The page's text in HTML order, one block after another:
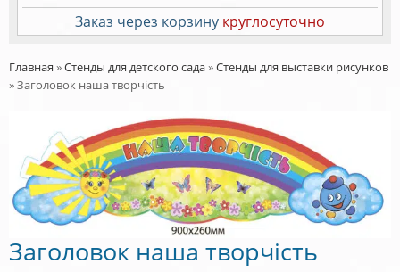
Заказ через корзину круглосуточно
Главная »Стенды для детского сада»Стенды для выставки рисунков
»Заголовок наша творчість
Заголовок наша творчість